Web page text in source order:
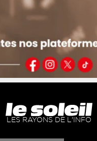
LES RAYONS DE L'INFO